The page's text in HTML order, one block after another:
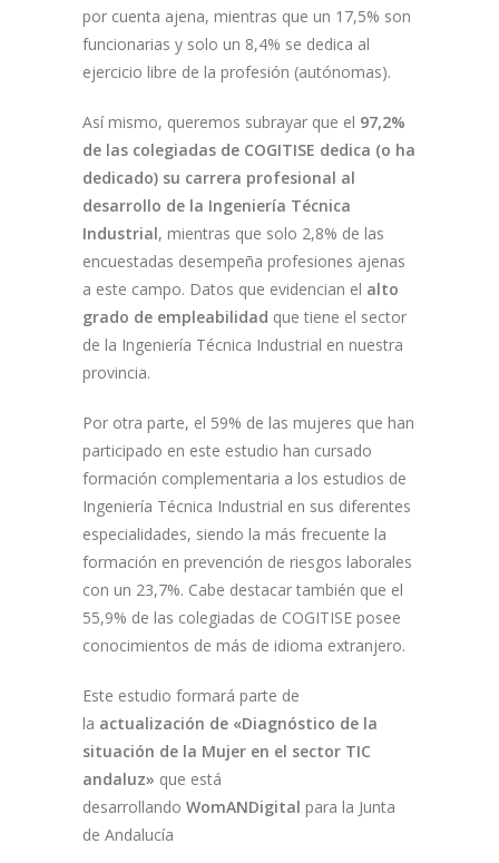
por cuenta ajena, mientras que un 17,5% son
funcionarias y solo un 8,4% se dedica al
ejercicio libre de la profesión (autónomas).
Así mismo, queremos subrayar que el 97,2%
de las colegiadas de COGITISE dedica (o ha
dedicado) su carrera profesional al
desarrollo de la Ingeniería Técnica
Industrial, mientras que solo 2,8% de las
encuestadas desempeña profesiones ajenas
a este campo. Datos que evidencian el alto
grado de empleabilidad que tiene el sector
de la Ingeniería Técnica Industrial en nuestra
provincia.
Por otra parte, el 59% de las mujeres que han
participado en este estudio han cursado
formación complementaria a los estudios de
Ingeniería Técnica Industrial en sus diferentes
especialidades, siendo la más frecuente la
formación en prevención de riesgos laborales
con un 23,7%. Cabe destacar también que el
55,9% de las colegiadas de COGITISE posee
conocimientos de más de idioma extranjero.
Este estudio formará parte de
la actualización de «Diagnóstico de la
situación de la Mujer en el sector TIC
andaluz» que está
desarrollando WomANDigital para la Junta
de Andalucía